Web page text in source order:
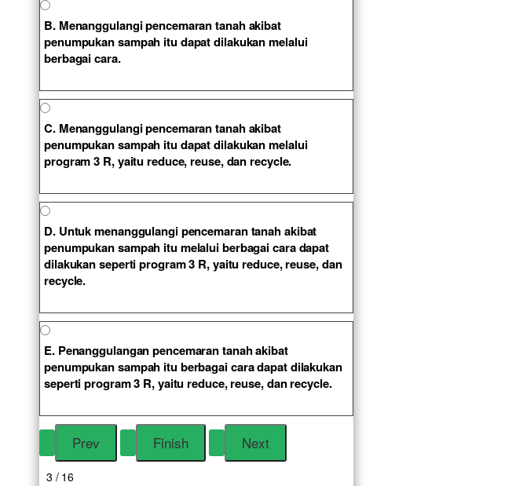
B. Menanggulangi pencemaran tanah akibat
penumpukan sampah itu dapat dilakukan melalui
berbagai cara.
C. Menanggulangi pencemaran tanah akibat
penumpukan sampah itu dapat dilakukan melalui
program 3 R, yaitu reduce, reuse, dan recycle.
D. Untuk menanggulangi pencemaran tanah akibat
penumpukan sampah itu melalui berbagai cara dapat
dilakukan seperti program 3 R, yaitu reduce, reuse, dan
recycle.
E. Penanggulangan pencemaran tanah akibat
penumpukan sampah itu berbagai cara dapat dilakukan
seperti program 3 R, yaitu reduce, reuse, dan recycle.
3 / 16